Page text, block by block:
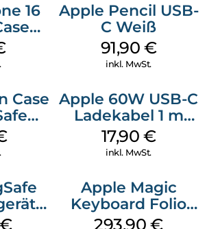
16
Apple Pencil USB-
C Weiß
91,90 €
inkl. MwSt.
Case Apple 60W USB-C
Ladekabel 1 m
Weiß
17,90 €
inkl. MwSt.
€
Apple Magic
Keyboard Folio
iPad 10.9″ (10.Gen.)
293,90€